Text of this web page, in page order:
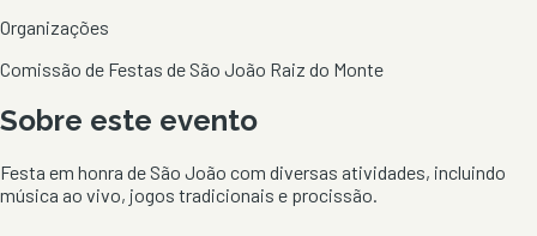
Organizações
Comissão de Festas de São João Raiz do Monte
Sobre este evento
Festa em honra de São João com diversas atividades, incluindo
música ao vivo, jogos tradicionais e procissão.